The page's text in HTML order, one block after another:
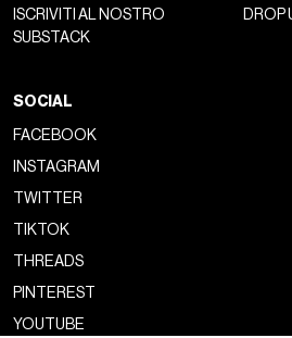
ISCRIVITI AL NOSTRO
SUBSTACK
DROP
SOCIAL
FACEBOOK
INSTAGRAM
TWITTER
TIKTOK
THREADS
PINTEREST
YOUTUBE